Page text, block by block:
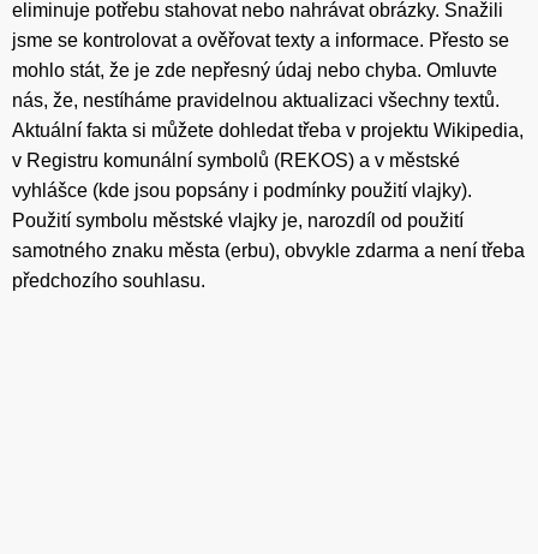
eliminuje potřebu stahovat nebo nahrávat obrázky. Snažili
jsme se kontrolovat a ověřovat texty a informace. Přesto se
mohlo stát, že je zde nepřesný údaj nebo chyba. Omluvte
nás, že, nestíháme pravidelnou aktualizaci všechny textů.
Aktuální fakta si můžete dohledat třeba v projektu Wikipedia,
v Registru komunální symbolů (REKOS) a v městské
vyhlášce (kde jsou popsány i podmínky použití vlajky).
Použití symbolu městské vlajky je, narozdíl od použití
samotného znaku města (erbu), obvykle zdarma a není třeba
předchozího souhlasu.